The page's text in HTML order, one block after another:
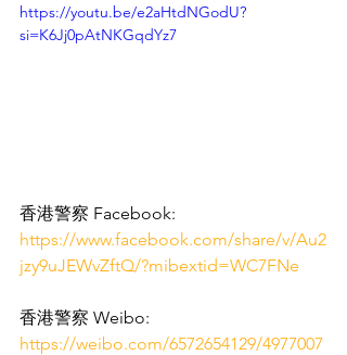
https://youtu.be/e2aHtdNGodU?
si=K6Jj0pAtNKGqdYz7
香港警察 Facebook:
https://www.facebook.com/share/v/Au2
jzy9uJEWvZftQ/?mibextid=WC7FNe
香港警察 Weibo:
https://weibo.com/6572654129/4977007